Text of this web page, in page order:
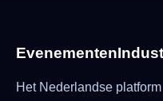
Het Nederlandse